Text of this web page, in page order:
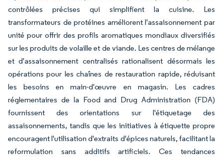
contrôlées précises qui simplifient la cuisine. Les
transformateurs de protéines améliorent l'assaisonnement par
unité pour offrir des profils aromatiques mondiaux diversifiés
sur les produits de volaille et de viande. Les centres de mélange
et d'assaisonnement centralisés rationalisent désormais les
opérations pour les chaînes de restauration rapide, réduisant
les besoins en main-d'œuvre en magasin. Les cadres
réglementaires de la Food and Drug Administration (FDA)
fournissent des orientations sur l'étiquetage des
assaisonnements, tandis que les initiatives à étiquette propre
encouragent l'utilisation d'extraits d'épices naturels, facilitant la
reformulation sans additifs artificiels. Ces tendances